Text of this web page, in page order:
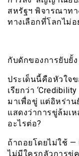
สหรัฐฯ พิจารณาทา
ทางเลือกที่โลกไม่อ
กับดักของการยับยั้
ประเด็นนี้คือหัวใจ
เรียกว่า
มาเพื่อขู่ แต่อิหร่า
แสดงว่าการขู่ล้มเ
อะไรต่อ?
ถ้าถอยโดยไม่ใช้ —
ไม่มีใครกลัวการขู่